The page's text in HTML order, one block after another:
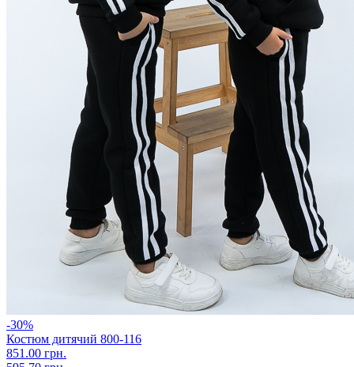
-30%
Костюм дитячий 800-116
851.00 грн.